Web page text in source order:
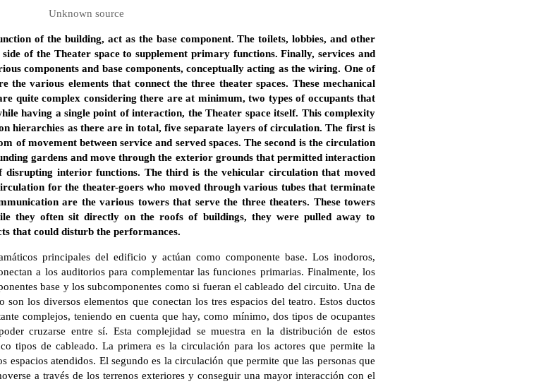
Unknown source
of the building, act as the base component. The toilets, lobbies, and other
of the Theater space to supplement primary functions. Finally, services and
components and base components, conceptually acting as the wiring. One of
various elements that connect the three theater spaces. These mechanical
quite complex considering there are at minimum, two types of occupants that
having a single point of interaction, the Theater space itself. This complexity
hierarchies as there are in total, five separate layers of circulation. The first is
of movement between service and served spaces. The second is the circulation
gardens and move through the exterior grounds that permitted interaction
disrupting interior functions. The third is the vehicular circulation that moved
for the theater-goers who moved through various tubes that terminate
are the various towers that serve the three theaters. These towers
they often sit directly on the roofs of buildings, they were pulled away to
that could disturb the performances.
principales del edificio y actúan como componente base. Los inodoros,
a los auditorios para complementar las funciones primarias. Finalmente, los
base y los subcomponentes como si fueran el cableado del circuito. Una de
son los diversos elementos que conectan los tres espacios del teatro. Estos ductos
complejos, teniendo en cuenta que hay, como mínimo, dos tipos de ocupantes
cruzarse entre sí. Esta complejidad se muestra en la distribución de estos
tipos de cableado. La primera es la circulación para los actores que permite la
atendidos. El segundo es la circulación que permite que las personas que
a través de los terrenos exteriores y conseguir una mayor interacción con el